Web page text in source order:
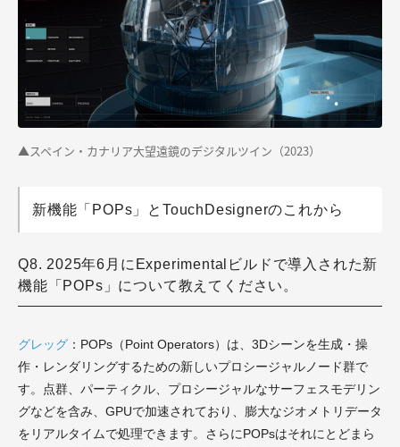
▲スペイン・カナリア大望遠鏡のデジタルツイン（2023）
新機能「POPs」とTouchDesignerのこれから
Q8. 2025年6月にExperimentalビルドで導入された新
機能「POPs」について教えてください。
グレッグ ：POPs（Point Operators）は、3Dシーンを生成・操
作・レンダリングするための新しいプロシージャルノード群で
す。点群、パーティクル、プロシージャルなサーフェスモデリン
グなどを含み、GPUで加速されており、膨大なジオメトリデータ
をリアルタイムで処理できます。さらにPOPsはそれにとどまら